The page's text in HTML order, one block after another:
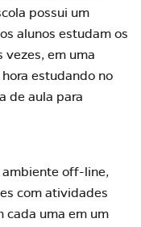
possui um
alunos estudam os
vezes, em uma
estudando no
de aula para
ambiente off-line,
com atividades
cada uma em um